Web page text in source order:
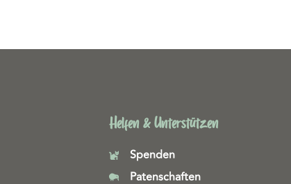
Helfen & Unterstützen
Spenden
Patenschaften